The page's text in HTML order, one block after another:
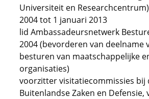
Universiteit en
2004 tot 1 januari 2013
lid Ambassadeursnetwerk
2004 (bevorderen van deelname
besturen van maatschappelijke
organisaties)
voorzitter visitatiecommissies bij
Buitenlandse Zaken en Defensie,